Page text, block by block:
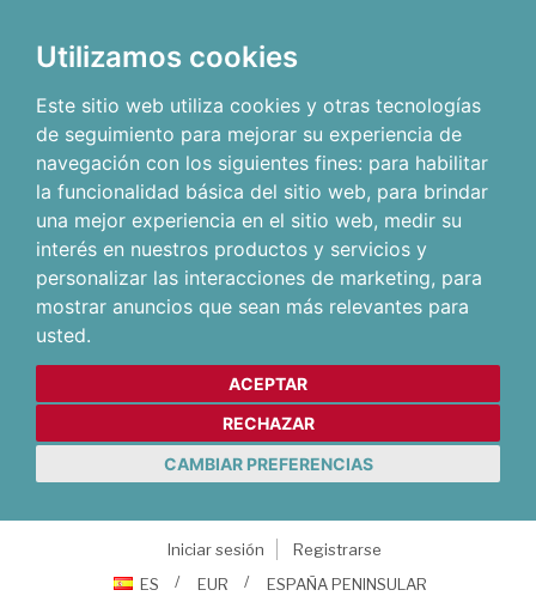
Utilizamos cookies
Este sitio web utiliza cookies y otras tecnologías
de seguimiento para mejorar su experiencia de
navegación con los siguientes fines: para habilitar
la funcionalidad básica del sitio web, para brindar
una mejor experiencia en el sitio web, medir su
interés en nuestros productos y servicios y
personalizar las interacciones de marketing, para
mostrar anuncios que sean más relevantes para
usted.
ACEPTAR
RECHAZAR
CAMBIAR PREFERENCIAS
Iniciar sesión
Registrarse
ES
EUR ESPAÑA PENINSULAR